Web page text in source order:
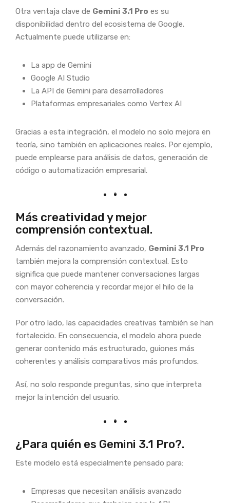
Otra ventaja clave de Gemini 3.1 Pro es su
disponibilidad dentro del ecosistema de Google.
Actualmente puede utilizarse en:
La app de Gemini
Google AI Studio
La API de Gemini para desarrolladores
Plataformas empresariales como Vertex AI
Gracias a esta integración, el modelo no solo mejora en
teoría, sino también en aplicaciones reales. Por ejemplo,
puede emplearse para análisis de datos, generación de
código o automatización empresarial.
Más creatividad y mejor
comprensión contextual.
Además del razonamiento avanzado, Gemini 3.1 Pro
también mejora la comprensión contextual. Esto
significa que puede mantener conversaciones largas
con mayor coherencia y recordar mejor el hilo de la
conversación.
Por otro lado, las capacidades creativas también se han
fortalecido. En consecuencia, el modelo ahora puede
generar contenido más estructurado, guiones más
coherentes y análisis comparativos más profundos.
Así, no solo responde preguntas, sino que interpreta
mejor la intención del usuario.
¿Para quién es Gemini 3.1 Pro?.
Este modelo está especialmente pensado para:
Empresas que necesitan análisis avanzado